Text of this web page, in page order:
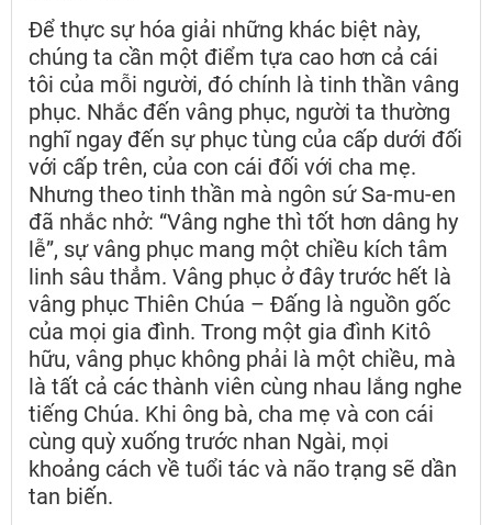
Để thực sự hóa giải những khác biệt này,
chúng ta cần một điểm tựa cao hơn cả cái
tôi của mỗi người, đó chính là tinh thần vâng
phục. Nhắc đến vâng phục, người ta thường
nghĩ ngay đến sự phục tùng của cấp dưới đối
với cấp trên, của con cái đối với cha mẹ.
Nhưng theo tinh thần mà ngôn sứ Sa-mu-en
đã nhắc nhở: “Vâng nghe thì tốt hơn dâng hy
lễ”, sự vâng phục mang một chiều kích tâm
linh sâu thẳm. Vâng phục ở đây trước hết là
vâng phục Thiên Chúa – Đấng là nguồn gốc
của mọi gia đình. Trong một gia đình Kitô
hữu, vâng phục không phải là một chiều, mà
là tất cả các thành viên cùng nhau lắng nghe
tiếng Chúa. Khi ông bà, cha mẹ và con cái
cùng quỳ xuống trước nhan Ngài, mọi
khoảng cách về tuổi tác và não trạng sẽ dần
tan biến.